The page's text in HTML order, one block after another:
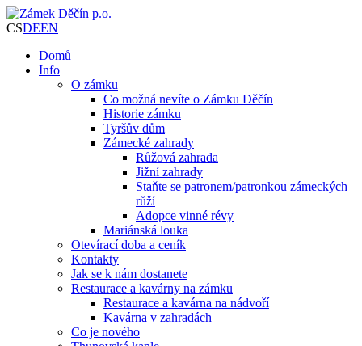
CSDEEN
Domů
Info
O zámku
Co možná nevíte o Zámku Děčín
Historie zámku
Tyršův dům
Zámecké zahrady
Růžová zahrada
Jižní zahrady
Staňte se patronem/patronkou zámeckých
růží
Adopce vinné révy
Mariánská louka
Otevírací doba a ceník
Kontakty
Jak se k nám dostanete
Restaurace a kavárny na zámku
Restaurace a kavárna na nádvoří
Kavárna v zahradách
Co je nového